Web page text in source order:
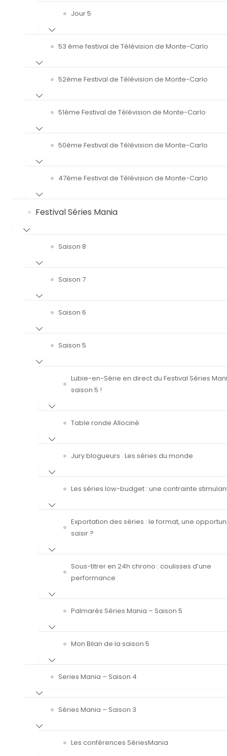
Jour 5
53 ème festival de Télévision de Monte-Carlo
52ème Festival de Télévision de Monte-Carlo
51ème Festival de Télévision de Monte-Carlo
50ème Festival de Télévision de Monte-Carlo
47ème Festival de Télévision de Monte-Carlo
Festival Séries Mania
Saison 8
Saison 7
Saison 6
Saison 5
Lubie-en-Série en direct du Festival Séries
saison 5 !
Table ronde Allociné
Jury blogueurs : Les séries du monde
Les séries low-budget : une contrainte
Exportation des séries : le format, une
saisir ?
Sous-titrer en 24h chrono : coulisses d’une
performance
Palmarès Séries Mania – Saison 5
Mon Bilan de la saison 5
Series Mania – Saison 4
Séries Mania – Saison 3
Les conférences SériesMania